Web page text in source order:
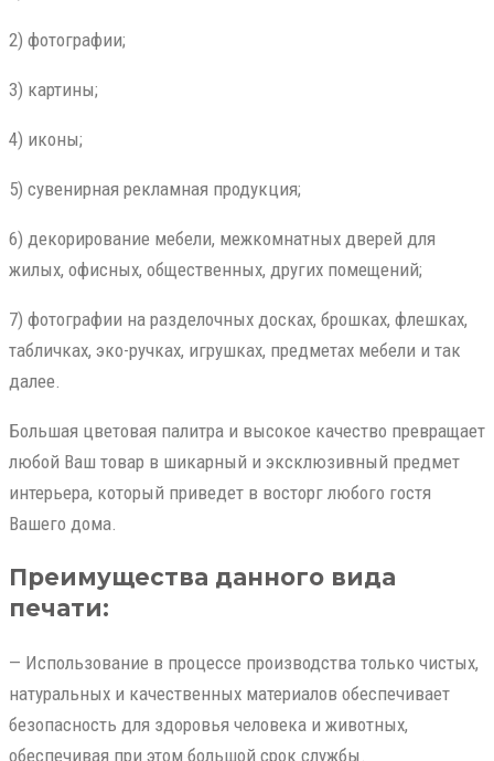
2) фотографии;
3) картины;
4) иконы;
5) сувенирная рекламная продукция;
6) декорирование мебели, межкомнатных дверей для
жилых, офисных, общественных, других помещений;
7) фотографии на разделочных досках, брошках, флешках,
табличках, эко-ручках, игрушках, предметах мебели и так
далее.
Большая цветовая палитра и высокое качество превращает
любой Ваш товар в шикарный и эксклюзивный предмет
интерьера, который приведет в восторг любого гостя
Вашего дома.
Преимущества данного вида
печати:
— Использование в процессе производства только чистых,
натуральных и качественных материалов обеспечивает
безопасность для здоровья человека и животных,
обеспечивая при этом большой срок службы.